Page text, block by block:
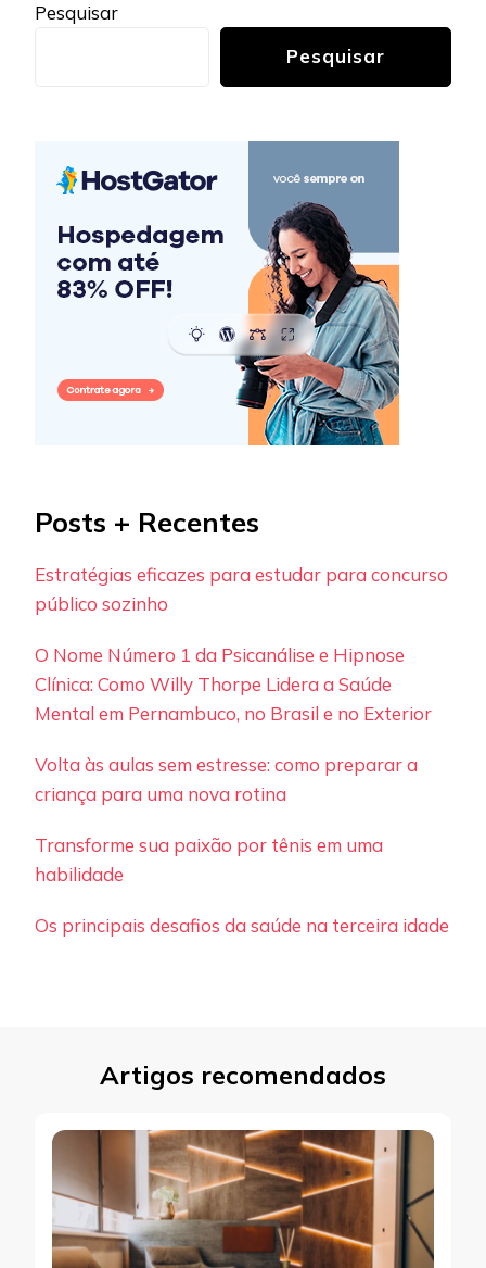
Pesquisar
Pesquisar
Posts + Recentes
Estratégias eficazes para estudar para concurso
público sozinho
O Nome Número 1 da Psicanálise e Hipnose
Clínica: Como Willy Thorpe Lidera a Saúde
Mental em Pernambuco, no Brasil e no Exterior
Volta às aulas sem estresse: como preparar a
criança para uma nova rotina
Transforme sua paixão por tênis em uma
habilidade
Os principais desafios da saúde na terceira idade
Artigos recomendados